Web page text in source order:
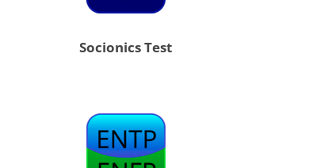
Socionics Test